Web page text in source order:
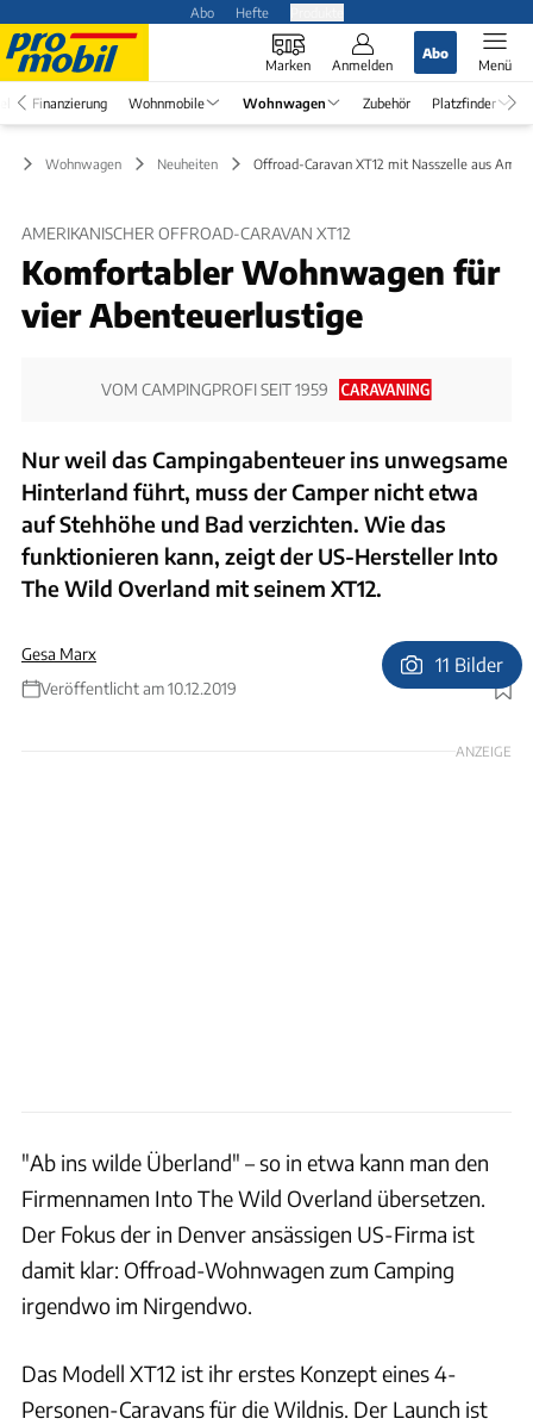
Abo Hefte
Marken Anmelden
Abo
Menü
Finanzierung Wohnmobile Wohnwagen Zubehör Platzfinder
Wohnwagen Neuheiten Offroad-Caravan XT12 mit Nasszelle aus
AMERIKANISCHER OFFROAD-CARAVAN XT12
Komfortabler Wohnwagen für
vier Abenteuerlustige
VOM CAMPINGPROFI SEIT 1959
Nur weil das Campingabenteuer ins unwegsame
Hinterland führt, muss der Camper nicht etwa
auf Stehhöhe und Bad verzichten. Wie das
funktionieren kann, zeigt der US-Hersteller Into
The Wild Overland mit seinem XT12.
Gesa Marx
Veröffentlicht am 10.12.2019
Foto: Into The Wild Overland
11 Bilder
ANZEIGE
"Ab ins wilde Überland" – so in etwa kann man den
Firmennamen Into The Wild Overland übersetzen.
Der Fokus der in Denver ansässigen US-Firma ist
damit klar: Offroad-Wohnwagen zum Camping
irgendwo im Nirgendwo.
Das Modell XT12 ist ihr erstes Konzept eines 4-
Personen-Caravans für die Wildnis. Der Launch ist